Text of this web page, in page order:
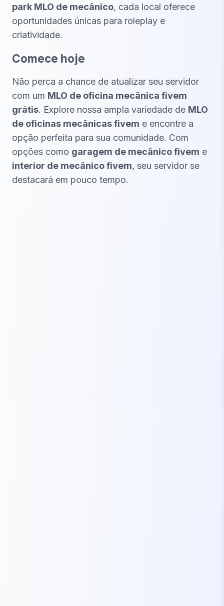
park MLO de mecânico, cada local oferece
oportunidades únicas para roleplay e
criatividade.
Comece hoje
Não perca a chance de atualizar seu servidor
com um MLO de oficina mecânica fivem
grátis. Explore nossa ampla variedade de MLO
de oficinas mecânicas fivem e encontre a
opção perfeita para sua comunidade. Com
opções como garagem de mecânico fivem e
interior de mecânico fivem, seu servidor se
destacará em pouco tempo.